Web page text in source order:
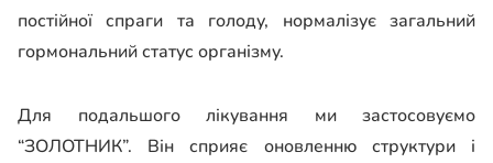
постійної спраги та голоду, нормалізує загальний
гормональний статус організму.
Для подальшого лікування ми застосовуємо
“ЗОЛОТНИК”. Він сприяє оновленню структури і